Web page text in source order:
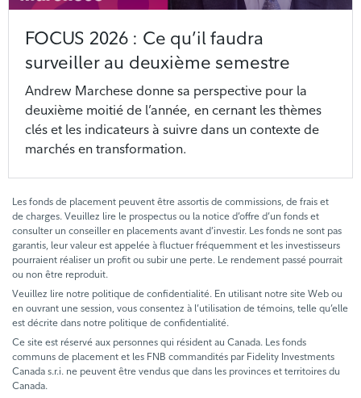
FOCUS 2026 : Ce qu’il faudra
surveiller au deuxième semestre
Andrew Marchese donne sa perspective pour la
deuxième moitié de l’année, en cernant les thèmes
clés et les indicateurs à suivre dans un contexte de
marchés en transformation.
Les fonds de placement peuvent être assortis de commissions, de frais et
de charges. Veuillez lire le prospectus ou la notice d’offre d’un fonds et
consulter un conseiller en placements avant d’investir. Les fonds ne sont pas
garantis, leur valeur est appelée à fluctuer fréquemment et les investisseurs
pourraient réaliser un profit ou subir une perte. Le rendement passé pourrait
ou non être reproduit.
Veuillez lire notre politique de confidentialité. En utilisant notre site Web ou
en ouvrant une session, vous consentez à l’utilisation de témoins, telle qu’elle
est décrite dans notre politique de confidentialité.
Ce site est réservé aux personnes qui résident au Canada. Les fonds
communs de placement et les FNB commandités par Fidelity Investments
Canada s.r.i. ne peuvent être vendus que dans les provinces et territoires du
Canada.